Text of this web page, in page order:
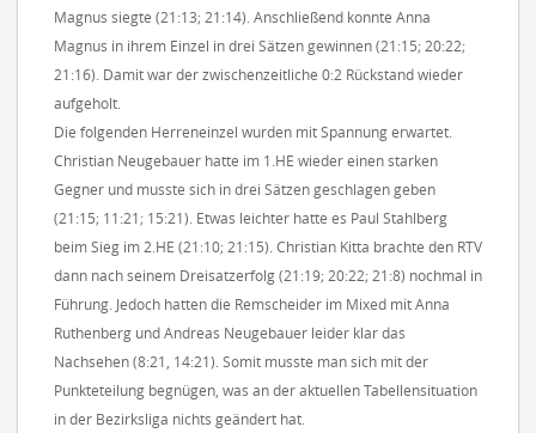
Magnus siegte (21:13; 21:14). Anschließend konnte Anna
Magnus in ihrem Einzel in drei Sätzen gewinnen (21:15; 20:22;
21:16). Damit war der zwischenzeitliche 0:2 Rückstand wieder
aufgeholt.
Die folgenden Herreneinzel wurden mit Spannung erwartet.
Christian Neugebauer hatte im 1.HE wieder einen starken
Gegner und musste sich in drei Sätzen geschlagen geben
(21:15; 11:21; 15:21). Etwas leichter hatte es Paul Stahlberg
beim Sieg im 2.HE (21:10; 21:15). Christian Kitta brachte den RTV
dann nach seinem Dreisatzerfolg (21:19; 20:22; 21:8) nochmal in
Führung. Jedoch hatten die Remscheider im Mixed mit Anna
Ruthenberg und Andreas Neugebauer leider klar das
Nachsehen (8:21, 14:21). Somit musste man sich mit der
Punkteteilung begnügen, was an der aktuellen Tabellensituation
in der Bezirksliga nichts geändert hat.